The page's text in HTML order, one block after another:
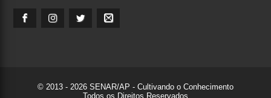
© 2013 - 2026 SENAR/AP - Cultivando o Conhecimento
Todos os Direitos Reservados